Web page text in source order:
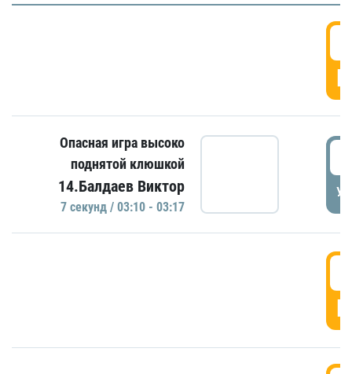
Опасная игра высоко
поднятой клюшкой
14.Балдаев Виктор
7 секунд / 03:10 - 03:17